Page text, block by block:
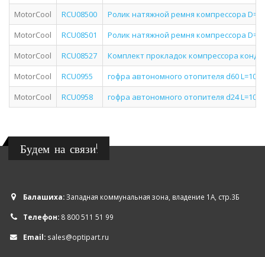
MotorCool
RCU08500
Ролик натяжной ремня компрессора D=
MotorCool
RCU08501
Ролик натяжной ремня компрессора D=
MotorCool
RCU08527
Комплект прокладок компрессора
MotorCool
RCU0955
гофра автономного отопителя d60
MotorCool
RCU0958 гофра автономного отопителя d24
Будем на связи!
Балашиха:Западная коммунальная зона, владение 1А, стр.3Б
Телефон: 8 800 511 51 99
Email: sales@optipart.ru